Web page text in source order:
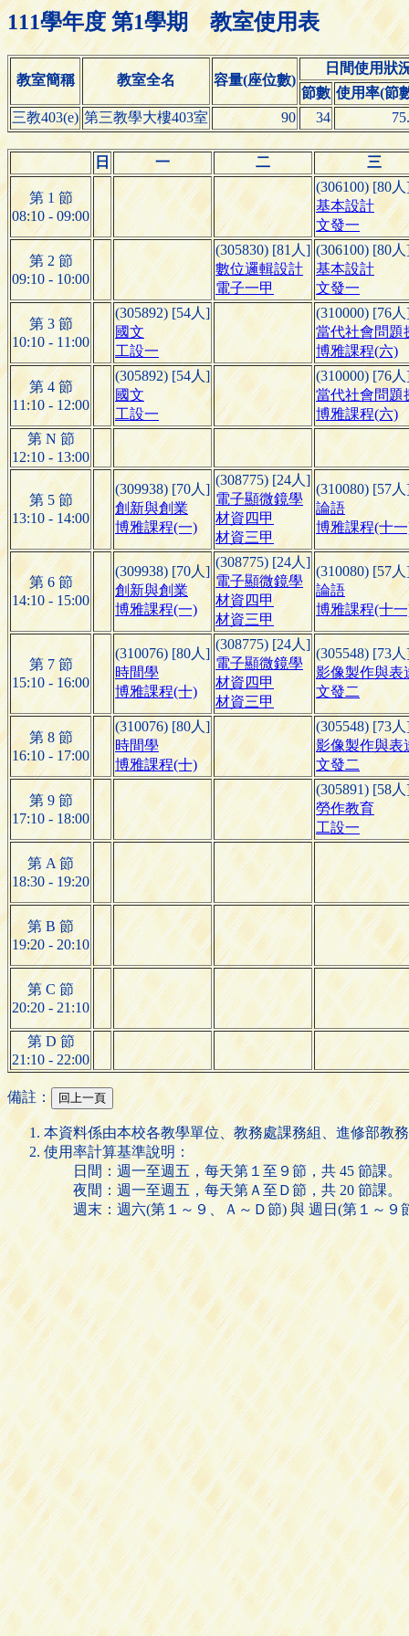
111學年度 第1學期 教室使用表
教室簡稱 教室全名 容量(座位數)
日間使用狀
節數 使用率(節
三教403(e) 第三教學大樓403室 90 34
日 一 二 三
第 1 節
08:10 - 09:00
(306100) [80
基本設計
文發一
第 2 節
09:10 - 10:00
(305830) [81人]
數位邏輯設計
電子一甲
(306100) [80
基本設計
文發一
第 3 節
10:10 - 11:00
(305892) [54人]
國文
工設一
(310000) [76
當代社會問題
博雅課程(六)
第 4 節
11:10 - 12:00
(305892) [54人]
國文
工設一
(310000) [76
當代社會問題
博雅課程(六)
第 N 節
12:10 - 13:00
第 5 節
13:10 - 14:00
(309938) [70人]
創新與創業
博雅課程(一)
(308775) [24人]
電子顯微鏡學
材資四甲
材資三甲
(310080) [57
論語
博雅課程(十
第 6 節
14:10 - 15:00
(309938) [70人]
創新與創業
博雅課程(一)
(308775) [24人]
電子顯微鏡學
材資四甲
材資三甲
(310080) [57
論語
博雅課程(十
第 7 節
15:10 - 16:00
(310076) [80人]
時間學
博雅課程(十)
(308775) [24人]
電子顯微鏡學
材資四甲
材資三甲
(305548) [73
影像製作與表
文發二
第 8 節
16:10 - 17:00
(310076) [80人]
時間學
博雅課程(十)
(305548) [73
影像製作與表
文發二
第 9 節
17:10 - 18:00
(305891) [58
勞作教育
工設一
第 A 節
18:30 - 19:20
第 B 節
19:20 - 20:10
第 C 節
20:20 - 21:10
第 D 節
21:10 - 22:00
備註：
本資料係由本校各教學單位、教務處課務組、進修部教
使用率計算基準說明：
日間：週一至週五，每天第１至９節，共 45 節課。
夜間：週一至週五，每天第Ａ至Ｄ節，共 20 節課。
週末：週六(第１～９、Ａ～Ｄ節) 與 週日(第１～９